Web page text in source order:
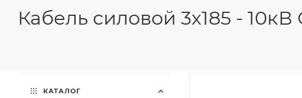
Кабель силовой 3х185 -
КАТАЛОГ